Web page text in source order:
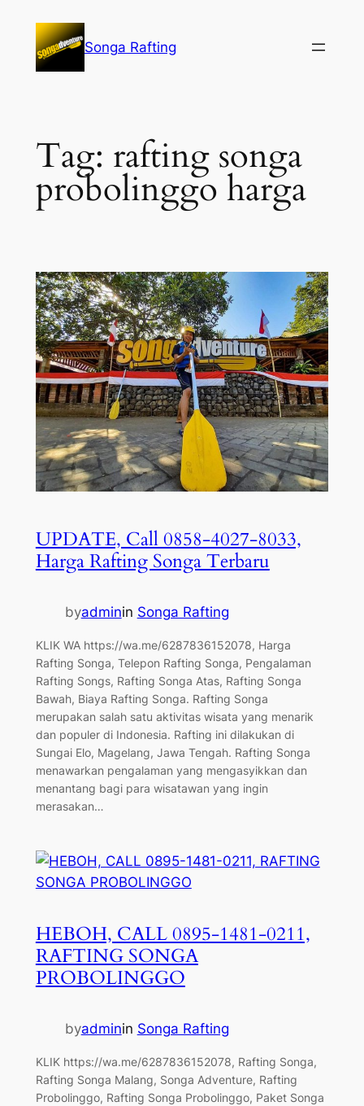
konten
Songa Rafting
Tag: rafting songa
probolinggo harga
UPDATE, Call 0858-4027-8033,
Harga Rafting Songa Terbaru
byadminin Songa Rafting
KLIK WA https://wa.me/6287836152078, Harga
Rafting Songa, Telepon Rafting Songa, Pengalaman
Rafting Songs, Rafting Songa Atas, Rafting Songa
Bawah, Biaya Rafting Songa. Rafting Songa
merupakan salah satu aktivitas wisata yang menarik
dan populer di Indonesia. Rafting ini dilakukan di
Sungai Elo, Magelang, Jawa Tengah. Rafting Songa
menawarkan pengalaman yang mengasyikkan dan
menantang bagi para wisatawan yang ingin
merasakan…
HEBOH, CALL 0895-1481-0211,
RAFTING SONGA
PROBOLINGGO
byadminin Songa Rafting
KLIK https://wa.me/6287836152078, Rafting Songa,
Rafting Songa Malang, Songa Adventure, Rafting
Probolinggo, Rafting Songa Probolinggo, Paket Songa